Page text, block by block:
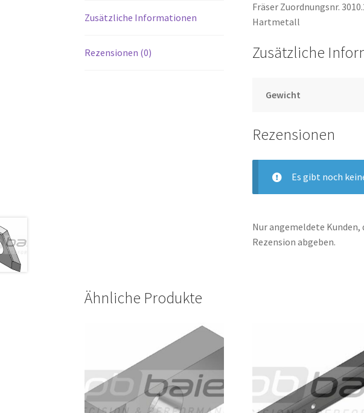
Zusätzliche Informationen
Rezensionen (0)
Fräser Zuordnungsnr.
Hartmetall
Zusätzliche
Gewicht
Rezensionen
Es gibt noch
Nur angemeldete Kunden,
Rezension abgeben.
Ähnliche Produkte